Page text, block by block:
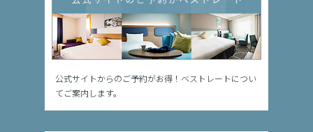
公式サイトからのご予約がお得！ベストレートについ
てご案内します。